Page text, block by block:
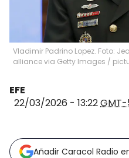
Vladimir Padrino Lopez. Foto:
alliance via Getty Images /
EFE
22/03/2026 - 13:22
Añadir Caracol Radio